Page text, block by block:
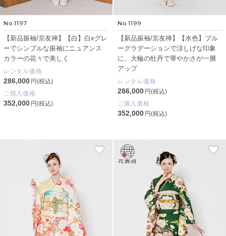
No.1197
【新品振袖/京友禅】【白】白xグレ
ーでシンプルな振袖にニュアンス
カラーの花々で美しく
レンタル価格
286,000 円(税込)
ご購入価格
352,000 円(税込)
No.1199
【新品振袖/京友禅】【水色】ブル
ーグラデーションで涼しげな印象
に、大輪の牡丹で華やかさが一層
アップ
レンタル価格
286,000 円(税込)
ご購入価格
352,000 円(税込)